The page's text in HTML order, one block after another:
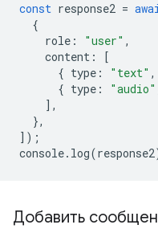
const response2 =
{
role : "user" ,
content :
[
{ type : "text" ,
{ type : "audio"
],
},
]);
console. log(response2
Добавить